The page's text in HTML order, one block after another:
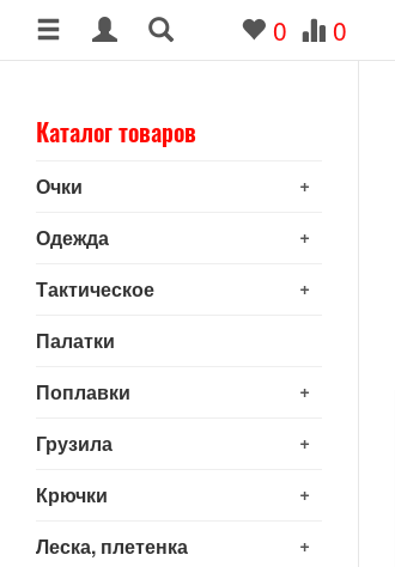
0 0
Каталог товаров
+
Очки
+
Одежда
+
Тактическое
Палатки
+
Поплавки
+
Грузила
+
Крючки
+
Леска, плетенка